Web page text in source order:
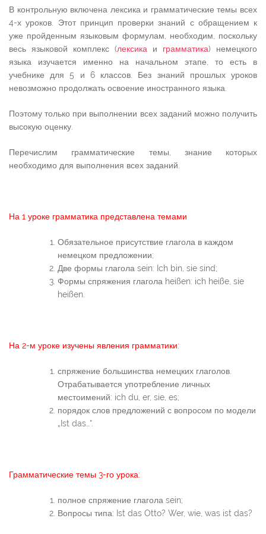
В контрольную включена лексика и грамматические темы всех
4-х уроков. Этот принцип проверки знаний с обращением к
уже пройденным языковым формулам, необходим, поскольку
весь языковой комплекс (лексика и грамматика) немецкого
языка изучается именно на начальном этапе, то есть в
учебнике для 5 и 6 классов. Без знаний прошлых уроков
невозможно продолжать освоение иностранного языка.
Поэтому только при выполнении всех заданий можно получить
высокую оценку.
Перечислим грамматические темы, знание которых
необходимо для выполнения всех заданий.
На 1 уроке грамматика представлена темами
Обязательное присутствие глагола в каждом
немецком предложении;
Две формы глагола sein: Ich bin, sie sind;
Формы спряжения глагола heißen: ich heiße, sie
heißen.
На 2-м уроке изучены явления грамматики:
спряжение большинства немецких глаголов.
Отрабатывается употребление личных
местоимений: ich du, er, sie, es;
порядок слов предложений с вопросом по модели
„Ist das…“.
Грамматические темы 3-го урока:
полное спряжение глагола sein;
Вопросы типа: Ist das Otto? Wer, wie, was ist das?